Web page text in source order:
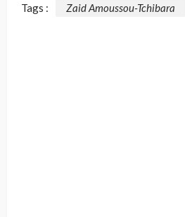
Tags : Zaid Amoussou-Tchibara